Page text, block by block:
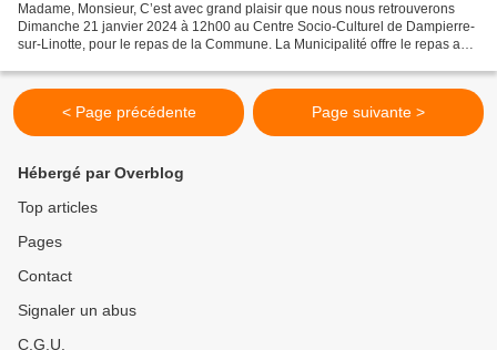
Madame, Monsieur, C’est avec grand plaisir que nous nous retrouverons
Dimanche 21 janvier 2024 à 12h00 au Centre Socio-Culturel de Dampierre-
sur-Linotte, pour le repas de la Commune. La Municipalité offre le repas aux
< Page précédente Page suivante >
Hébergé par Overblog
Top articles
Pages
Contact
Signaler un abus
C.G.U.